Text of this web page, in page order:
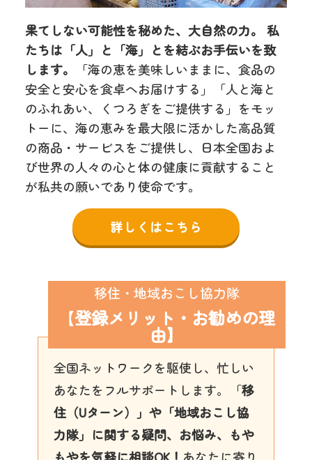
果てしない可能性を秘めた、大自然の力。 私
たちは「人」と「海」とを結ぶお手伝いを致
します。
「海の恵を美味しいままに、食品の
安全と安心を食卓へお届けする」「人と海と
のふれあい、くつろぎをご提供する」をモッ
トーに、海の恵みを最大限に活かした高品質
の商品・サービスをご提供し、日本全国およ
び世界の人々の心と体の健康に貢献すること
が私共の願いであり使命です。
詳しくはこちら
移住・地域おこし協力隊
【登録メリット・お勧めの理
由】
全国ネットワークを駆使し、忙しい
あなたをフルサポートします。
「移
住（Uターン）」や「地域おこし協
力隊」に関する疑問、お悩み、もや
もやを気軽に相談OK！ あなたに寄り